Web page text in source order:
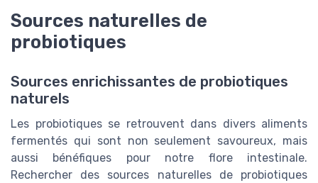
Sources naturelles de
probiotiques
Sources enrichissantes de probiotiques
naturels
Les probiotiques se retrouvent dans divers aliments
fermentés qui sont non seulement savoureux, mais
aussi bénéfiques pour notre flore intestinale.
Rechercher des sources naturelles de probiotiques